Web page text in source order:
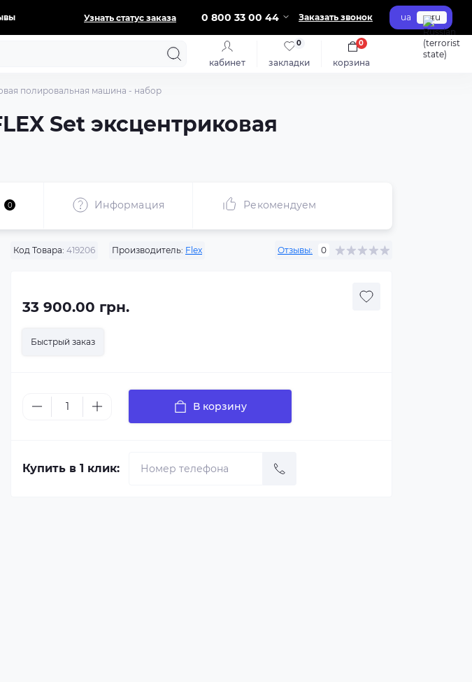
Узнать статус заказа 0 800 33 00 44 Заказать звонок ua ru
кабинет закладки
0
корзина
0
полировальная машина - набор
Set эксцентриковая
0 Информация Рекомендуем
Код Товара: 419206 Производитель: Flex Отзывы: 0
33 900.00 грн.
Быстрый заказ
В корзину
Купить в 1 клик: